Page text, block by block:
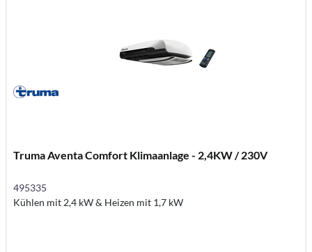
Truma Aventa Comfort Klimaanlage - 2,4KW / 230V
495335
Kühlen mit 2,4 kW & Heizen mit 1,7 kW